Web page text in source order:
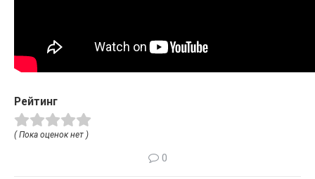
Рейтинг
( Пока оценок нет )
0